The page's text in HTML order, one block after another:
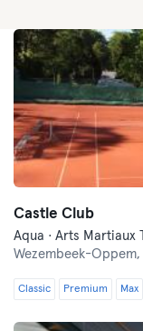
Castle Club
Wezembeek-Oppem,
Classic Premium Max